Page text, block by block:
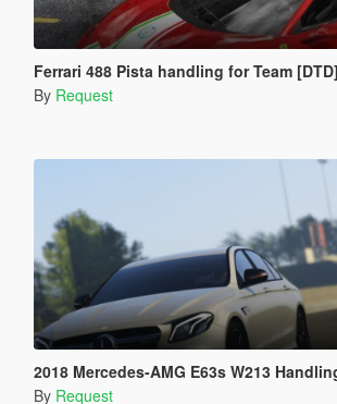
Ferrari 488 Pista handling for Team
By Request
2018 Mercedes-AMG E63s W213
By Request